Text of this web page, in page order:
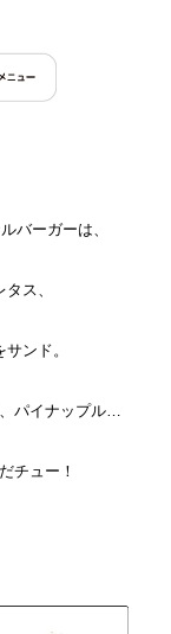
バーガーは、
ス、
ンド。
パイナップル…
チュー！